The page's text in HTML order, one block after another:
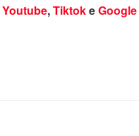
Youtube,TiktokeGoogle